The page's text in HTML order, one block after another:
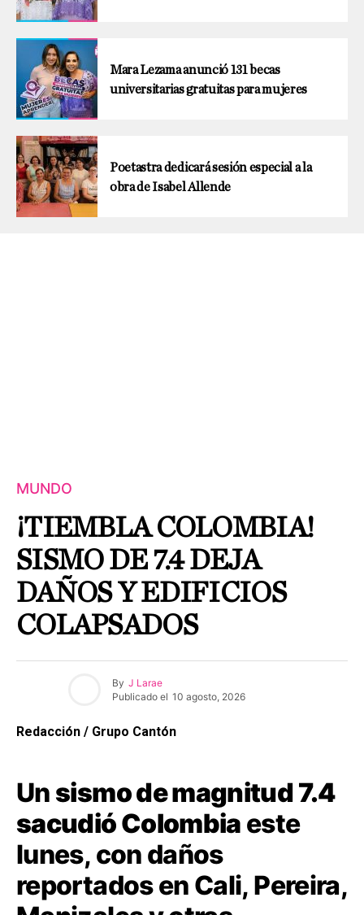
Mara Lezama anunció 131 becas
universitarias gratuitas para mujeres
Poetastra dedicará sesión especial a la
obra de Isabel Allende
MUNDO
¡TIEMBLA COLOMBIA!
SISMO DE 7.4 DEJA
DAÑOS Y EDIFICIOS
COLAPSADOS
By J Larae
Publicado el 10 agosto, 2026
Redacción / Grupo Cantón
Un sismo de magnitud 7.4
sacudió Colombia este
lunes, con daños
reportados en Cali, Pereira,